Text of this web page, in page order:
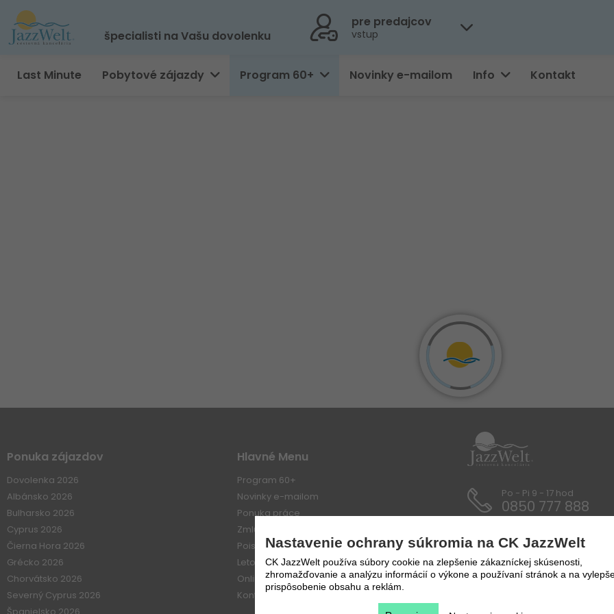
špecialisti na Vašu dovolenku
pre predajcov
vstup
Last Minute Pobytové zájazdy Program 60+ Novinky e-mailom Info Kontakt
Ponuka zájazdov
Dovolenka 2026
Albánsko 2026
Bulharsko 2026
Cyprus 2026
Čierna Hora 2026
Grécko 2026
Chorvátsko 2026
Severný Cyprus 2026
Hlavné Menu
Program 60+
Novinky e-mailom
Ponuka práce
Zmluvné vzťahy / Dokumenty
Poistenie
Letové poriadky a prepravné podmienky
Online platba
Kontakt
Po - Pi 9 - 17 hod
0850 777 888
Nastavenie ochrany súkromia na CK JazzWelt
CK JazzWelt používa súbory cookie na zlepšenie zákazníckej skúsenosti,
zhromažďovanie a analýzu informácií o výkone a používaní stránok a na
prispôsobenie obsahu a reklám.